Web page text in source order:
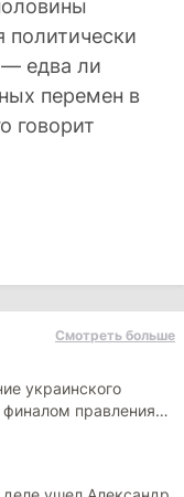
политически
едва ли
перемен в
говорит
Смотреть больше
украинского
финалом правления